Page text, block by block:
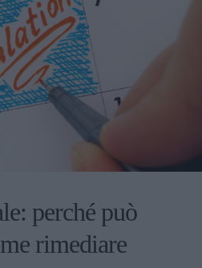
perché può
rimediare